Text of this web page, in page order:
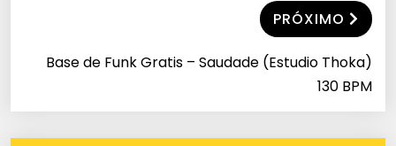
PRÓXIMO
Base de Funk Gratis – Saudade (Estudio Thoka)
130 BPM